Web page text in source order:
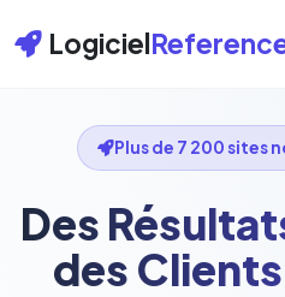
Logiciel
Plus de 7 200 sites
Des
des